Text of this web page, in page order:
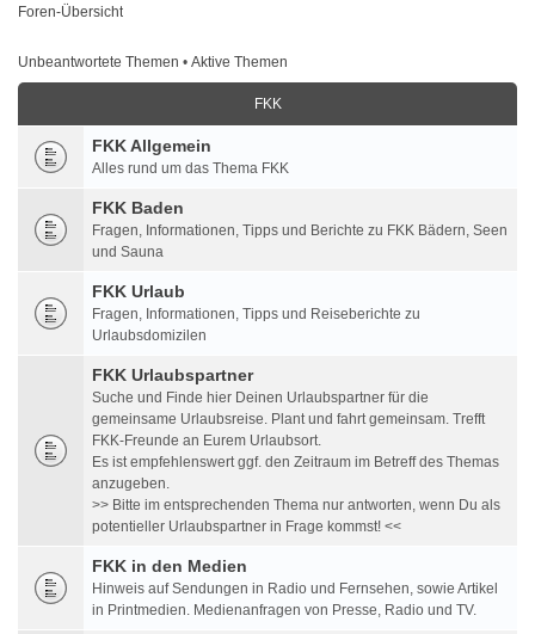
Foren-Übersicht
Unbeantwortete Themen • Aktive Themen
FKK
FKK Allgemein
Alles rund um das Thema FKK
FKK Baden
Fragen, Informationen, Tipps und Berichte zu FKK Bädern, Seen
und Sauna
FKK Urlaub
Fragen, Informationen, Tipps und Reiseberichte zu
Urlaubsdomizilen
FKK Urlaubspartner
Suche und Finde hier Deinen Urlaubspartner für die
gemeinsame Urlaubsreise. Plant und fahrt gemeinsam. Trefft
FKK-Freunde an Eurem Urlaubsort.
Es ist empfehlenswert ggf. den Zeitraum im Betreff des Themas
anzugeben.
>> Bitte im entsprechenden Thema nur antworten, wenn Du als
potentieller Urlaubspartner in Frage kommst! <<
FKK in den Medien
Hinweis auf Sendungen in Radio und Fernsehen, sowie Artikel
in Printmedien. Medienanfragen von Presse, Radio und TV.